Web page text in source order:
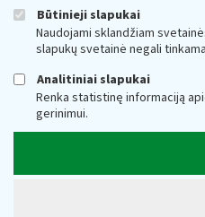
Būtinieji slapukai
Naudojami sklandžiam
slapukų svetainė negali
Analitiniai slapukai
Renka statistinę informaciją
gerinimui.